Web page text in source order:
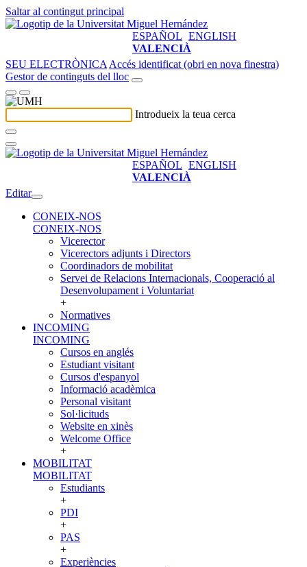
Saltar al contingut principal
ESPAÑOL ENGLISH
VALENCIÀ
SEU ELECTRÒNICA Accés identificat (obri en nova finestra)
Gestor de continguts del lloc
Introdueix la teua cerca
ESPAÑOL ENGLISH
VALENCIÀ
Editar
CONEIX-NOS
CONEIX-NOS
Vicerector
Vicerectors adjunts i Directors
Coordinadors de mobilitat
Servei de Relacions Internacionals, Cooperació al
Desenvolupament i Voluntariat
+
Normatives
INCOMING
INCOMING
Cursos en anglés
Estudiant visitant
Cursos d'espanyol
Informació acadèmica
Personal visitant
Sol·licituds
Website en xinès
Welcome Office
+
MOBILITAT
MOBILITAT
Estudiants
+
PDI
+
PAS
+
Experiències